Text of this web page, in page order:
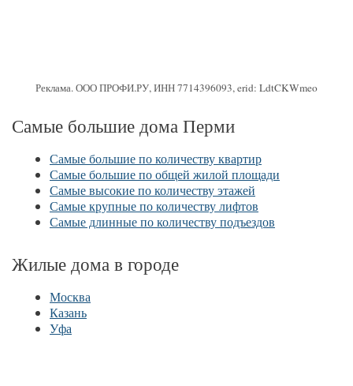
Реклама. ООО ПРОФИ.РУ, ИНН 7714396093, erid: LdtCKWmeo
Самые большие дома Перми
Самые большие по количеству квартир
Самые большие по общей жилой площади
Самые высокие по количеству этажей
Самые крупные по количеству лифтов
Самые длинные по количеству подъездов
Жилые дома в городе
Москва
Казань
Уфа